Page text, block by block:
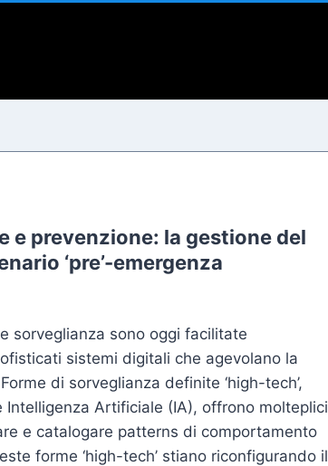
e prevenzione: la gestione del
‘pre’-emergenza
sorveglianza sono oggi facilitate
sistemi digitali che agevolano la
di sorveglianza definite ‘high-tech’,
Intelligenza Artificiale (IA), offrono molteplici
e catalogare patterns di comportamento
forme ‘high-tech’ stiano riconfigurando il